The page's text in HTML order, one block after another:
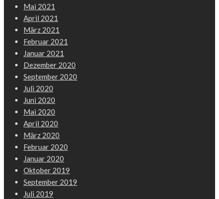
Mai 2021
April 2021
März 2021
Februar 2021
Januar 2021
Dezember 2020
September 2020
Juli 2020
Juni 2020
Mai 2020
April 2020
März 2020
Februar 2020
Januar 2020
Oktober 2019
September 2019
Juli 2019